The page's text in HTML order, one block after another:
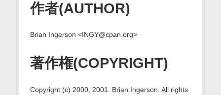
作者(AUTHOR)
Brian Ingerson <INGY@cpan.org>
著作権(COPYRIGHT)
Copyright (c) 2000, 2001. Brian Ingerson. All rights